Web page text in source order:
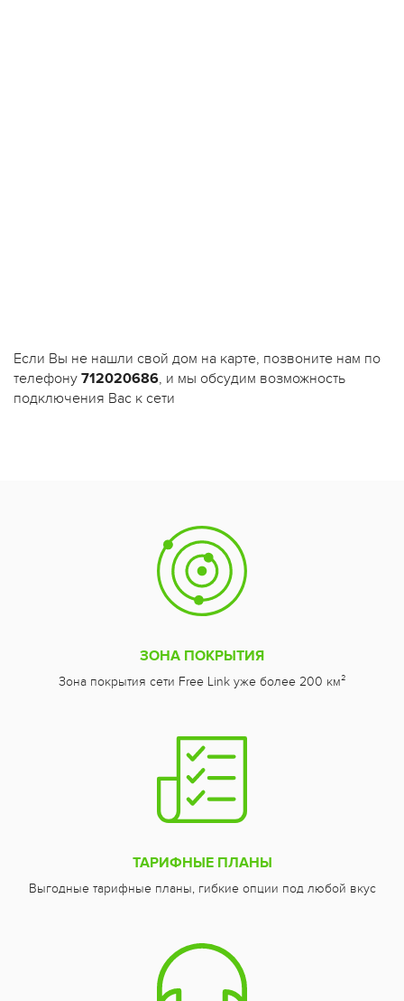
Если Вы не нашли свой дом на карте, позвоните нам по
телефону 712020686, и мы обсудим возможность
подключения Вас к сети
ЗОНА ПОКРЫТИЯ
Зона покрытия сети Free Link уже более 200 км²
ТАРИФНЫЕ ПЛАНЫ
Выгодные тарифные планы, гибкие опции под любой вкус